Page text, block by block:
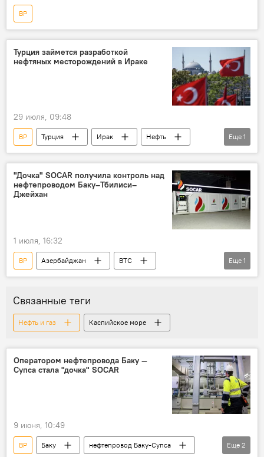
BP
Турция займется разработкой
нефтяных месторождений в Ираке
29 июля, 09:48
BP Турция Ирак
Нефть
Месторождения
Еще 1
"Дочка" SOCAR получила контроль над
нефтепроводом Баку–Тбилиси–
Джейхан
1 июля, 16:32
BP Азербайджан
BTC
Нефтепровод
Еще 1
Связанные теги
Нефть и газ Каспийское море
Оператором нефтепровода Баку —
Супса стала "дочка" SOCAR
9 июня, 10:49
BP Баку
нефтепровод Баку-Супса
Еще 2